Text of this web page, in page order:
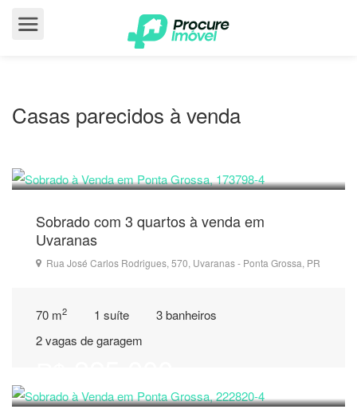
Casas parecidos à venda
Sobrado com 3 quartos à venda em
Uvaranas
Rua José Carlos Rodrigues, 570, Uvaranas - Ponta Grossa, PR
70 m2 1 suíte
3 banheiros
2 vagas de garagem